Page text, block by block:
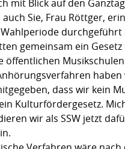
mit Blick auf den
auch Sie, Frau Röttger,
durchgeführt
gemeinsam ein
öffentlichen
dass wir kein
Kulturfördergesetz.
wir als SSW jetzt